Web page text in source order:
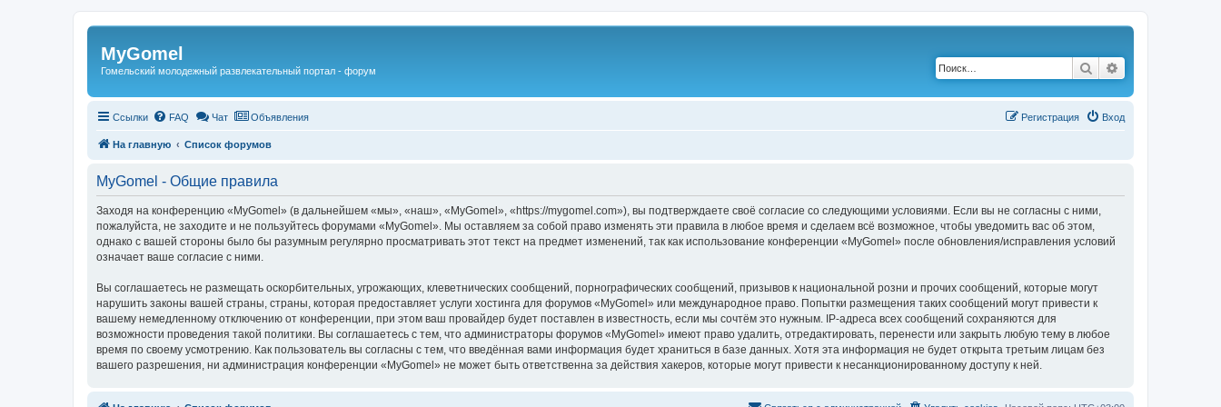
Регистрация
MyGomel
Гомельский молодежный развлекательный портал - форум Поиск
Ссылки FAQ Чат Объявления Вход
Регистрация
На главную Список форумов
MyGomel - Общие правила
Заходя на конференцию «MyGomel» (в дальнейшем «мы», «наш», «MyGomel», «https://mygomel.com»), вы подтверждаете своё согласие со следующими условиями. Если вы не согласны с ними,
пожалуйста, не заходите и не пользуйтесь форумами «MyGomel». Мы оставляем за собой право изменять эти правила в любое время и сделаем всё возможное, чтобы уведомить вас об этом,
однако с вашей стороны было бы разумным регулярно просматривать этот текст на предмет изменений, так как использование конференции «MyGomel» после обновления/исправления условий
означает ваше согласие с ними.
Вы соглашаетесь не размещать оскорбительных, угрожающих, клеветнических сообщений, порнографических сообщений, призывов к национальной розни и прочих сообщений, которые могут
нарушить законы вашей страны, страны, которая предоставляет услуги хостинга для форумов «MyGomel» или международное право. Попытки размещения таких сообщений могут привести к
вашему немедленному отключению от конференции, при этом ваш провайдер будет поставлен в известность, если мы сочтём это нужным. IP-адреса всех сообщений сохраняются для
возможности проведения такой политики. Вы соглашаетесь с тем, что администраторы форумов «MyGomel» имеют право удалить, отредактировать, перенести или закрыть любую тему в любое
время по своему усмотрению. Как пользователь вы согласны с тем, что введённая вами информация будет храниться в базе данных. Хотя эта информация не будет открыта третьим лицам без
вашего разрешения, ни администрация конференции «MyGomel» не может быть ответственна за действия хакеров, которые могут привести к несанкционированному доступу к ней.